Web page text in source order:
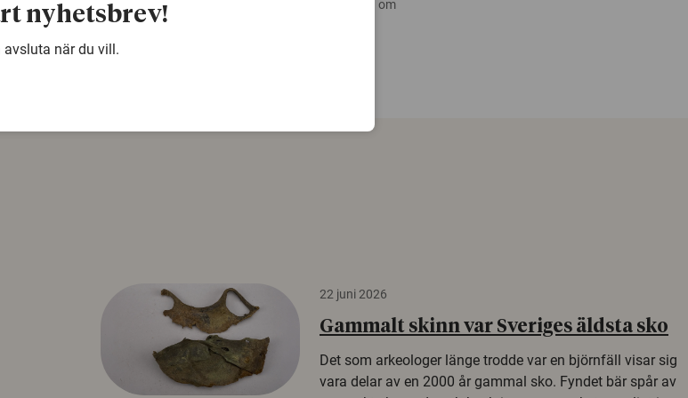
Denna artikel är några år gammal och det kan finnas nyare forskning om
ämne. Använd gärna vår sökfunktion!
22 juni 2026
Gammalt skinn var Sveriges äldsta sko
Det som arkeologer länge trodde var en björnfäll visar sig
vara delar av en 2000 år gammal sko. Fyndet bär spår av
nyhetsbrev!
avsluta när du vill.